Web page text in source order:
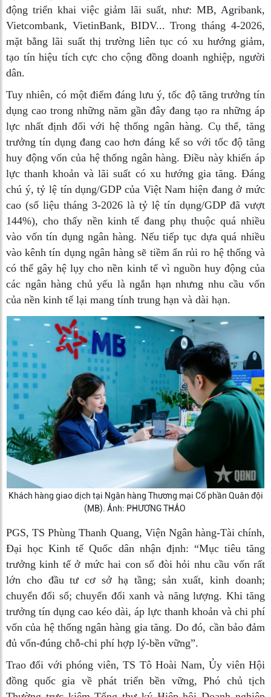
động triển khai việc giảm lãi suất, như: MB, Agribank,
Vietcombank, VietinBank, BIDV... Trong tháng 4-2026,
mặt bằng lãi suất thị trường liên tục có xu hướng giảm,
tạo tín hiệu tích cực cho cộng đồng doanh nghiệp, người
dân.
Tuy nhiên, có một điểm đáng lưu ý, tốc độ tăng trưởng tín
dụng cao trong những năm gần đây đang tạo ra những áp
lực nhất định đối với hệ thống ngân hàng. Cụ thể, tăng
trưởng tín dụng đang cao hơn đáng kể so với tốc độ tăng
huy động vốn của hệ thống ngân hàng. Điều này khiến áp
lực thanh khoản và lãi suất có xu hướng gia tăng. Đáng
chú ý, tỷ lệ tín dụng/GDP của Việt Nam hiện đang ở mức
cao (số liệu tháng 3-2026 là tỷ lệ tín dụng/GDP đã vượt
144%), cho thấy nền kinh tế đang phụ thuộc quá nhiều
vào vốn tín dụng ngân hàng. Nếu tiếp tục dựa quá nhiều
vào kênh tín dụng ngân hàng sẽ tiềm ẩn rủi ro hệ thống và
có thể gây hệ lụy cho nền kinh tế vì nguồn huy động của
các ngân hàng chủ yếu là ngắn hạn nhưng nhu cầu vốn
của nền kinh tế lại mang tính trung hạn và dài hạn.
Khách hàng giao dịch tại Ngân hàng Thương mại Cổ phần Quân đội
(MB). Ảnh: PHƯƠNG THẢO
PGS, TS Phùng Thanh Quang, Viện Ngân hàng-Tài chính,
Đại học Kinh tế Quốc dân nhận định: “Mục tiêu tăng
trưởng kinh tế ở mức hai con số đòi hỏi nhu cầu vốn rất
lớn cho đầu tư cơ sở hạ tầng; sản xuất, kinh doanh;
chuyển đổi số; chuyển đổi xanh và năng lượng. Khi tăng
trưởng tín dụng cao kéo dài, áp lực thanh khoản và chi phí
vốn của hệ thống ngân hàng gia tăng. Do đó, cần bảo đảm
đủ vốn-đúng chỗ-chi phí hợp lý-bền vững”.
Trao đổi với phóng viên, TS Tô Hoài Nam, Ủy viên Hội
đồng quốc gia về phát triển bền vững, Phó chủ tịch